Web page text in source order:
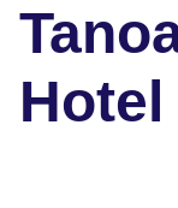
Hotel